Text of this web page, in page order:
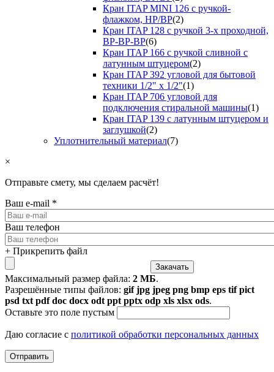
Кран ITAP MINI 126 с ручкой-
флажком, НР/ВР(2)
Кран ITAP 128 с ручкой 3-х проходной,
ВР-ВР-ВР(6)
Кран ITAP 166 с ручкой сливной с
латунным штуцером(2)
Кран ITAP 392 угловой для бытовой
техники 1/2" х 1/2"(1)
Кран ITAP 706 угловой для
подключения стиральной машины(1)
Кран ITAP 139 с латунным штуцером и
заглушкой(2)
Уплотнительный материал(7)
×
Отправьте смету, мы сделаем расчёт!
Ваш e-mail *
Ваш телефон
+ Прикрепить файл
Максимальный размер файла: 2 МБ.
Разрешённые типы файлов: gif jpg jpeg png bmp eps tif pict
psd txt pdf doc docx odt ppt pptx odp xls xlsx ods.
Оставьте это поле пустым
Даю согласие с политикой обработки персональных данных